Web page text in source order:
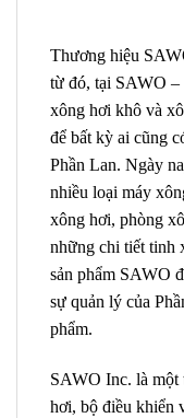
Thương hiệu
từ đó, tại SAWO –
xông hơi khô và
để bất kỳ ai cũng
Phần Lan. Ngày
nhiều loại máy
xông hơi, phòng
những chi tiết tinh
sản phẩm SAWO
sự quản lý của
phẩm.
SAWO Inc. là một
hơi, bộ điều khiển